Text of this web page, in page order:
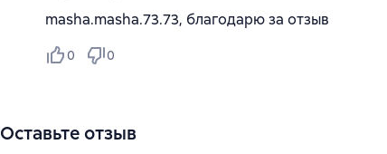
masha.masha.73.73, благодарю за отзыв
0 0
Оставьте отзыв